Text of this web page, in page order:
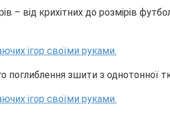
– від крихітних до розмірів
поглиблення зшити з однотонної